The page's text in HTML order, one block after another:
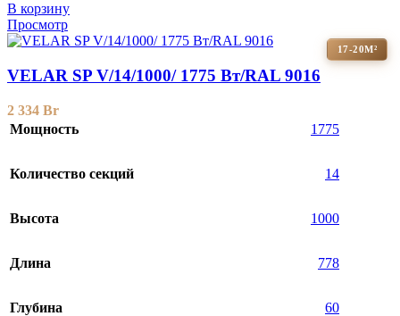
В корзину
Просмотр
17-20М²
VELAR SP V/14/1000/ 1775 Bт/RAL 9016
2 334 Br
Мощность
1775
Количество секций 14
Высота 1000
Длина 778
Глубина 60